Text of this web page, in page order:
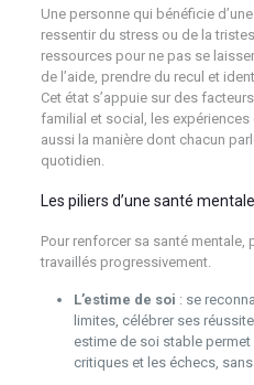
Une personne qui bénéficie
ressentir du stress ou de la
ressources pour ne pas se
de l’aide, prendre du recul et
Cet état s’appuie sur des
familial et social, les
aussi la manière dont chacun
quotidien.
Les piliers d’une santé
Pour renforcer sa santé mentale,
travaillés progressivement.
L’estime de soi : se
limites, célébrer ses
estime de soi stable
critiques et les échecs,